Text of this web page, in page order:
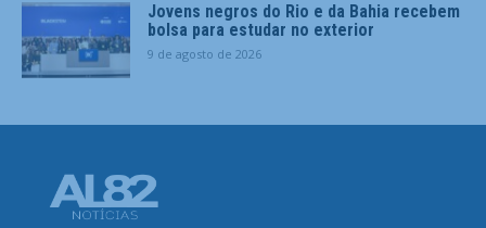
Jovens negros do Rio e da Bahia recebem
bolsa para estudar no exterior
9 de agosto de 2026